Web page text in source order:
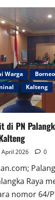
Luncurkan
Road
Traffic
Controller
untuk
Perkuat
Kendali
Distribusi
BBM
dan
LPG
di
Jatim
Warga Borneo
Kalteng
di PN
April 2026 0
Raya
nomor 64/